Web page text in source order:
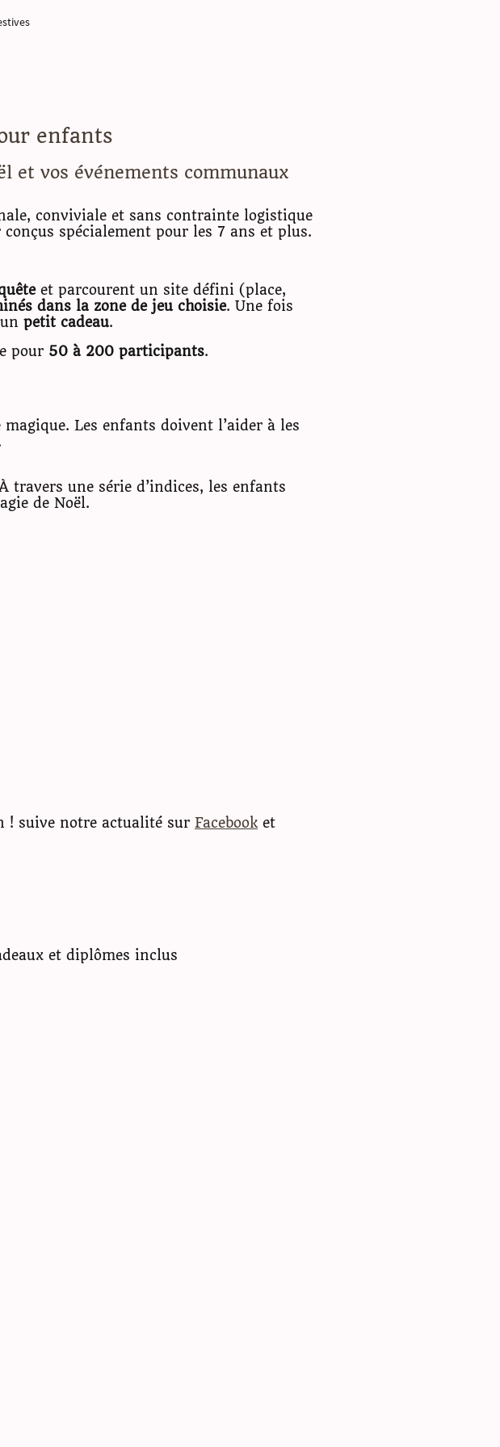
enfants
et vos événements communaux
conviviale et sans contrainte logistique
spécialement pour les 7 ans et plus.
et parcourent un site défini (place,
dans la zone de jeu choisie. Une fois
petit cadeau.
pour 50 à 200 participants.
Les enfants doivent l’aider à les
travers une série d’indices, les enfants
de Noël.
! suive notre actualité sur Facebooket
et diplômes inclus